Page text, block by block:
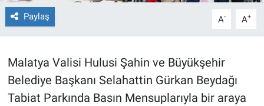
Paylaş A- A+
Malatya Valisi Hulusi Şahin ve Büyükşehir
Belediye Başkanı Selahattin Gürkan Beydağı
Tabiat Parkında Basın Mensuplarıyla bir araya